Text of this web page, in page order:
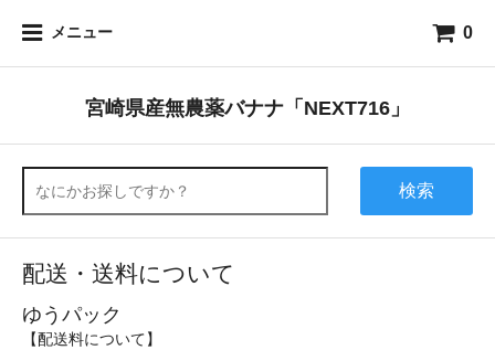
メニュー 0
宮崎県産無農薬バナナ「NEXT716」
検索
配送・送料について
ゆうパック
【配送料について】